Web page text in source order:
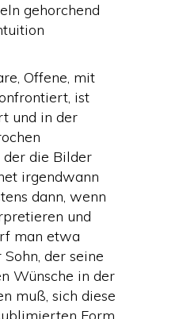
gehorchend
Offene, mit
ist
und in der
der die Bilder
irgendwann
dann, wenn
und
man etwa
der seine
Wünsche in der
muß, sich diese